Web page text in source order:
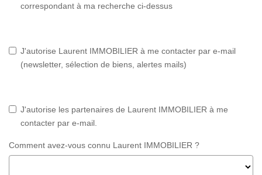
correspondant à ma recherche ci-dessus
J'autorise Laurent IMMOBILIER à me contacter par e-mail
(newsletter, sélection de biens, alertes mails)
J'autorise les partenaires de Laurent IMMOBILIER à me
contacter par e-mail.
Comment avez-vous connu Laurent IMMOBILIER ?